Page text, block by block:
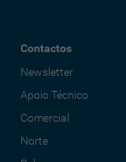
Contactos
Newsletter
Apoio Técnico
Comercial
Norte